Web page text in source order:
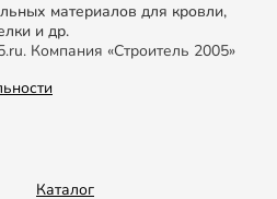
материалов для кровли,
и др.
Компания «Строитель 2005»
Каталог